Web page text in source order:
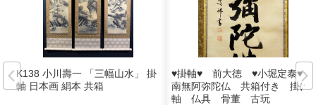
K138 小川壽一 「三幅山水」 掛
軸 日本画 絹本 共箱
♥掛軸♥ 前大徳 ♥小堀定泰♥
南無阿弥陀仏 共箱付き 掛け
軸 仏具 骨董 古玩